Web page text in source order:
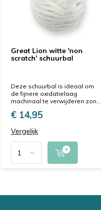
Great Lion witte 'non
scratch' schuurbal
Deze schuurbal is ideaal om
de fijnere oxidatielaag
machinaal te verwijderen zon...
€ 14,95
Vergelijk